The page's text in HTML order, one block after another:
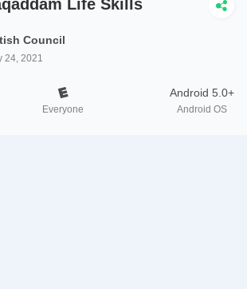
Life Skills
Council
24, 2021
Everyone
Android 5.0+
Android OS